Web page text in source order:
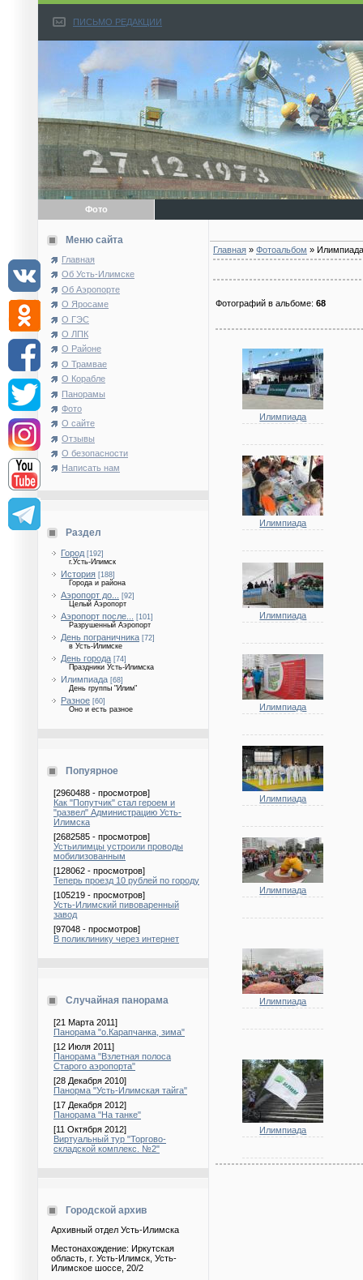
ПИСЬМО РЕДАКЦИИ
Фото
Меню сайта
Главная
Об Усть-Илимске
Об Аэропорте
О Яросаме
О ГЭС
О ЛПК
О Районе
О Трамвае
О Корабле
Панорамы
Фото
О сайте
Отзывы
О безопасности
Написать нам
Раздел
Город [192]
г.Усть-Илимск
История [188]
Города и района
Аэропорт до...
[92]
Целый Аэропорт
Аэропорт после...
[101]
Разрушенный Аэропорт
День пограничника [72]
в Усть-Илимске
День города [74]
Праздники Усть-Илимска
Илимпиада [68]
День группы "Илим"
Разное [60]
Оно и есть разное
Попуярное
[2960488 - просмотров]
Как "Попутчик" стал героем и
"развел" Администрацию Усть-
Илимска
[2682585 - просмотров]
Устьилимцы устроили проводы
мобилизованным
[128062 - просмотров]
Теперь проезд 10 рублей по городу
[105219 - просмотров]
Усть-Илимский пивоваренный
завод
[97048 - просмотров]
В поликлинику через интернет
Случайная панорама
[21 Марта 2011]
Панорама "о.Карапчанка, зима"
[12 Июля 2011]
Панорама "Взлетная полоса
Старого аэропорта"
[28 Декабря 2010]
Панорма "Усть-Илимская тайга"
[17 Декабря 2012]
Панорама "На танке"
[11 Октября 2012]
Виртуальный тур "Торгово-
складской комплекс. №2"
Городской архив
Архивный отдел Усть-Илимска
Местонахождение: Иркутская
область, г. Усть-Илимск, Усть-
Илимское шоссе, 20/2
Главная » Фотоальбом » Илимпиада
Фотографий в альбоме: 68
Илимпиада
Илимпиада
Илимпиада
Илимпиада
Илимпиада
Илимпиада
Илимпиада
Илимпиада